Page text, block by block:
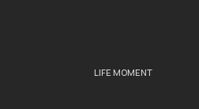
LIFE MOMENT